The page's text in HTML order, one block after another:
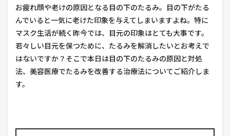
お疲れ顔や老けの原因となる目の下のたるみ。目の下がたる
んでいると一気に老けた印象を与えてしまいますよね。特に
マスク生活が続く昨今では、目元の印象はとても大事です。
若々しい目元を保つために、たるみを解消したいとお考えで
はないですか？そこで本日は目の下のたるみの原因と対処
法、美容医療でたるみを改善する治療法についてご紹介しま
す。